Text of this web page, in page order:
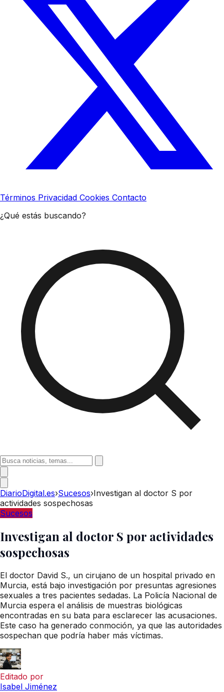
Términos Privacidad Cookies Contacto
¿Qué estás buscando?
DiarioDigital.es›Sucesos›Investigan al doctor S por
actividades sospechosas
Sucesos
Investigan al doctor S por actividades
sospechosas
El doctor David S., un cirujano de un hospital privado en
Murcia, está bajo investigación por presuntas agresiones
sexuales a tres pacientes sedadas. La Policía Nacional de
Murcia espera el análisis de muestras biológicas
encontradas en su bata para esclarecer las acusaciones.
Este caso ha generado conmoción, ya que las autoridades
sospechan que podría haber más víctimas.
Editado por
Isabel Jiménez